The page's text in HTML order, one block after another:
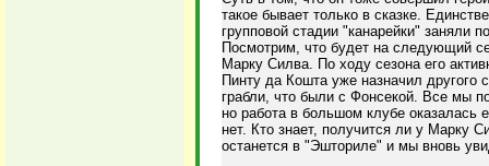
такое бывает только в сказке.
групповой стадии "канарейки" заняли
Посмотрим, что будет на следующий
Марку Силва. По ходу сезона его
Пинту да Кошта уже назначил другого
грабли, что были с Фонсекой. Все мы
но работа в большом клубе
нет. Кто знает, получится ли у Марку
останется в "Эшториле" и мы вновь